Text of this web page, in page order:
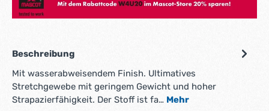
Beschreibung
Mit wasserabweisendem Finish. Ultimatives
Stretchgewebe mit geringem Gewicht und hoher
Strapazierfähigkeit. Der Stoff ist fa… Mehr